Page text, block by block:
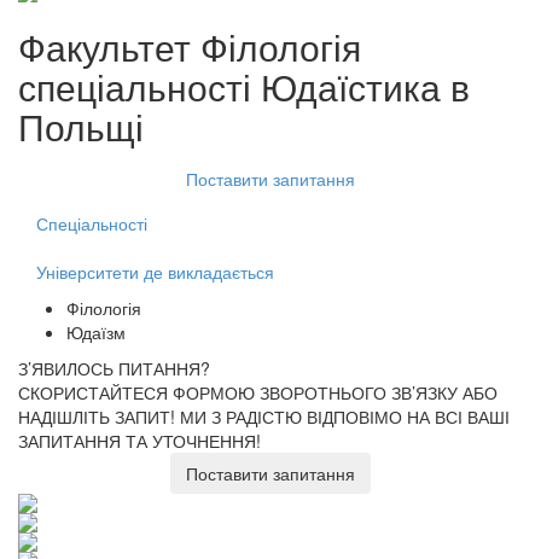
Факультет Філологія
спеціальності Юдаїстика в
Польщі
Поставити запитання
Спеціальності
Університети де викладається
Філологія
Юдаїзм
З’ЯВИЛОСЬ ПИТАННЯ?
СКОРИСТАЙТЕСЯ ФОРМОЮ ЗВОРОТНЬОГО ЗВ’ЯЗКУ АБО
НАДІШЛІТЬ ЗАПИТ! МИ З РАДІСТЮ ВІДПОВІМО НА ВСІ ВАШІ
ЗАПИТАННЯ ТА УТОЧНЕННЯ!
Поставити запитання